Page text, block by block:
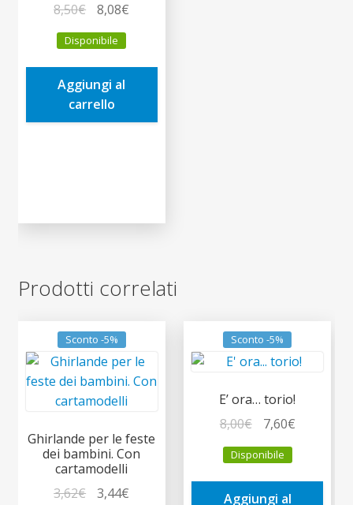
8,50€
prezzo
originale
era:
8,50€.
8,08€
è:
Disponibile
Aggiungi al
carrello
Prodotti correlati
Sconto -5%
Ghirlande per le feste
dei bambini. Con
cartamodelli
3,62€ 3,44€
Sconto -5%
E’ ora… torio!
8,00€
prezzo
originale
era:
7,60€Il
è:
Disponibile
Aggiungi al